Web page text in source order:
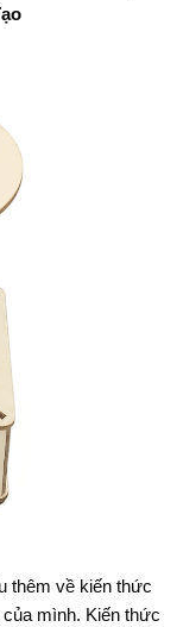
thêm về kiến thức
mình. Kiến thức